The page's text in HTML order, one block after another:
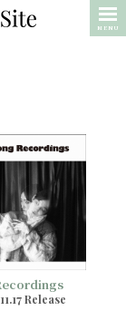
MENU
Release